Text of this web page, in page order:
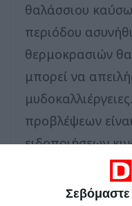
Σεβόμαστε
θαλάσσιου
περιόδου
θερμοκρασιών
μπορεί να
προβλέψεων
ειδοποιήσεων
φαινόμενα.